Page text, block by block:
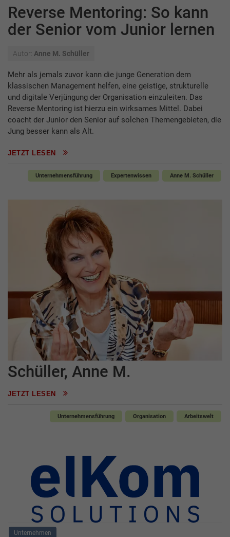
Reverse Mentoring: So kann
der Senior vom Junior lernen
Autor: Anne M. Schüller
Mehr als jemals zuvor kann die junge Generation dem
klassischen Management helfen, eine geistige, strukturelle
und digitale Verjüngung der Organisation einzuleiten. Das
Reverse Mentoring ist hierzu ein wirksames Mittel. Dabei
coacht der Junior den Senior auf solchen Themengebieten, die
Jung besser kann als Alt.
JETZT LESEN
Unternehmensführung Expertenwissen Anne M. Schüller
Schüller, Anne M.
JETZT LESEN
Unternehmensführung Organisation Arbeitswelt
Unternehmen